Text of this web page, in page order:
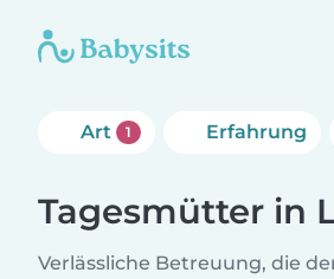
Art 1 Erfahrung
Tagesmütter in
Verlässliche Betreuung, die